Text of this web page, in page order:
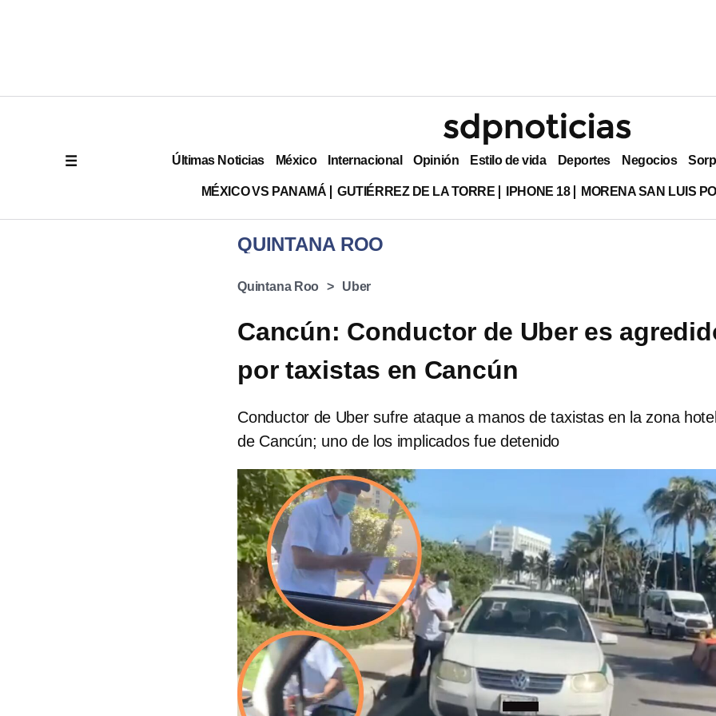
Últimas Noticias México Internacional Opinión Estilo de vida Deportes Negocios
MÉXICO VS PANAMÁ GUTIÉRREZ DE LA TORRE IPHONE 18 MORENA SAN LUIS
QUINTANA ROO
Quintana Roo Uber
Cancún: Conductor de Uber es
por taxistas en Cancún
Conductor de Uber sufre ataque a manos de taxistas en la zona
de Cancún; uno de los implicados fue detenido